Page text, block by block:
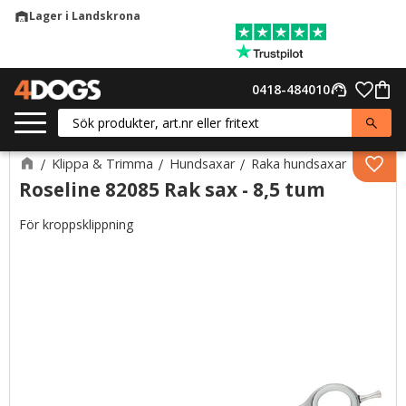
warehouseLager i Landskrona
support_agent
0418-484010
Klippa & Trimma Hundsaxar Raka hundsaxar
Roseline 82085 Rak sax - 8,5 tum
För kroppsklippning